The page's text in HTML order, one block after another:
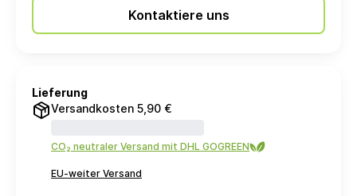
Kontaktiere uns
Lieferung
Versandkosten 5,90 €
CO₂ neutraler Versand mit DHL GOGREEN
EU-weiter Versand